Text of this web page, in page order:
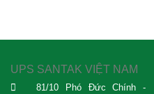
UPS SANTAK VIỆT NAM
81/10 Phó Đức Chính -